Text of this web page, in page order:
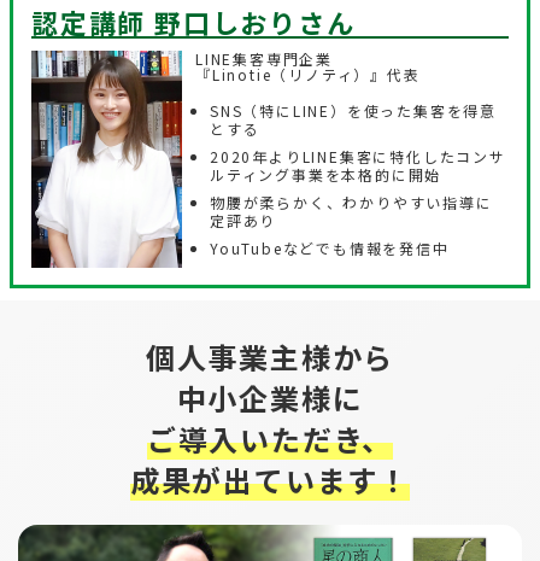
認定講師 野口しおり さん
LINE集客専門企業
『Linotie（リノティ）』代表
SNS（特にLINE）を使った集客を得意
とする
2020年よりLINE集客に特化したコンサ
ルティング事業を本格的に開始
物腰が柔らかく、わかりやすい指導に
定評あり
YouTubeなどでも情報を発信中
個人事業主様から
中小企業様に
ご導入いただき、
成果が出ています！